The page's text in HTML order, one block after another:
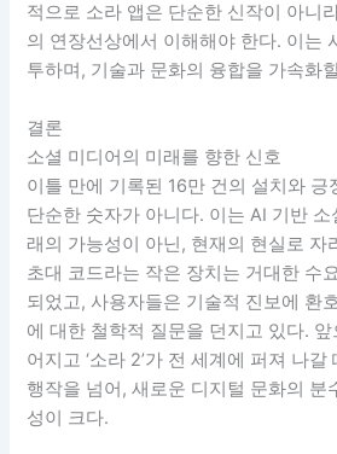
적으로 소라 앱은 단순한 신작이 아니
의 연장선상에서 이해해야 한다. 이는
투하며, 기술과 문화의 융합을 가속화
결론
소셜 미디어의 미래를 향한 신호
이틀 만에 기록된 16만 건의 설치와 긍
단순한 숫자가 아니다. 이는 AI 기반
래의 가능성이 아닌, 현재의 현실로 자
초대 코드라는 작은 장치는 거대한 수
되었고, 사용자들은 기술적 진보에 환
에 대한 철학적 질문을 던지고 있다.
어지고 ‘소라 2’가 전 세계에 퍼져 나
행작을 넘어, 새로운 디지털 문화의 분
성이 크다.